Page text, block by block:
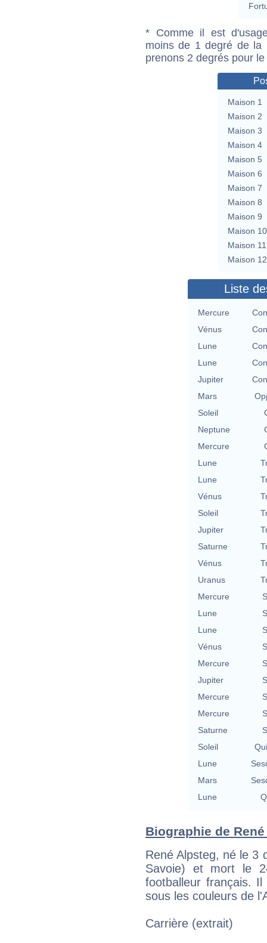
* Comme il est
moins de 1 degré de la
prenons 2 degrés pour
Maison 1
Maison 2
Maison 3
Maison 4
Maison 5
Maison 6
Maison 7
Maison 8
Maison 9
Maison 10
Maison 11
Maison 12
Liste
Mercure
Vénus
Lune
Lune
Jupiter
Mars
Soleil
Neptune
Mercure
Lune
Lune
Vénus
Soleil
Jupiter
Saturne
Vénus
Uranus
Mercure
Lune
Lune
Vénus
Mercure
Jupiter
Mercure
Mercure
Saturne
Soleil
Lune
Mars
Lune
Biographie de
René Alpsteg, né le 3
Savoie) et mort le
footballeur français.
sous les couleurs de
Carrière (extrait)